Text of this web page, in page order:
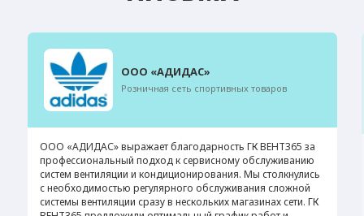
ООО «АДИДАС»
Розничная сеть спортивных товаров
ООО «АДИДАС» выражает благодарность ГК ВЕНТ365 за
профессиональный подход к сервисному обслуживанию
систем вентиляции и кондиционирования. Мы столкнулись
с необходимостью регулярного обслуживания сложной
системы вентиляции сразу в нескольких магазинах сети. ГК